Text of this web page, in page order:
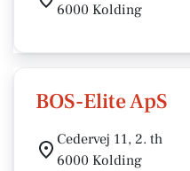
6000 Kolding
BOS-Elite ApS
Cedervej 11, 2. th
6000 Kolding